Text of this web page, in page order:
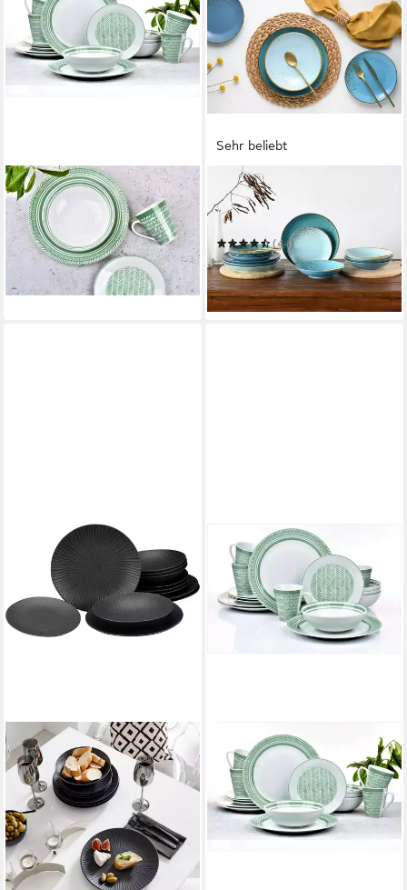
RETSCH ARZBERG
Tafelservice Waterside für
39,99 € 44,90 €
-11%
in 2-3 Werktagen bei dir
Sehr beliebt
CREATABLE
Tafelservice Geschirr-Set
NATURE COLLECTION Aqua
(44)
ab 72,90 € UVP149,99 €
-51%
in 2-3 Werktagen bei dir